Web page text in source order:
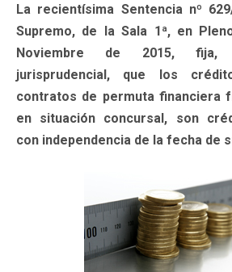
La recientísima Sentencia nº
Supremo, de la Sala 1ª, en
Noviembre de 2015, fija,
jurisprudencial, que los
contratos de permuta financiera
en situación concursal, son
con independencia de la fecha de